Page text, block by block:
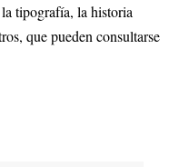
tipografía, la historia
que pueden consultarse